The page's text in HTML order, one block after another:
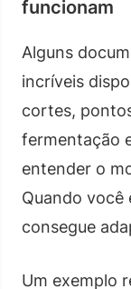
funcionam
Alguns
incríveis
cortes,
fermentação
entender o
Quando você
consegue
Um exemplo